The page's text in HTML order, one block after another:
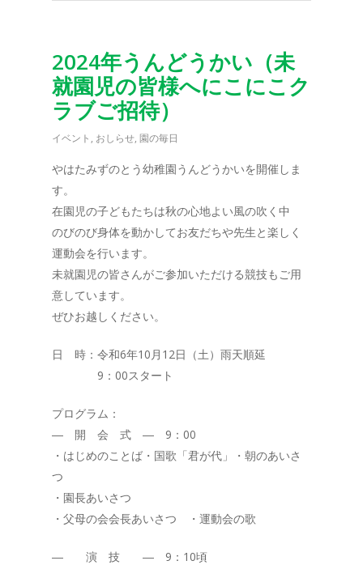
2024年うんどうかい（未
就園児の皆様へにこにこク
ラブご招待）
イベント , おしらせ, 園の毎日
やはたみずのとう幼稚園うんどうかいを開催しま
す。
在園児の子どもたちは秋の心地よい風の吹く中
のびのび身体を動かしてお友だちや先生と楽しく
運動会を行います。
未就園児の皆さんがご参加いただける競技もご用
意しています。
ぜひお越しください。
日 時：令和6年10月12日（土）雨天順延
9：00スタート
プログラム：
― 開 会 式 ― 9：00
・はじめのことば・国歌「君が代」・朝のあいさ
つ
・園長あいさつ
・父母の会会長あいさつ ・運動会の歌
― 演 技 ― 9：10頃